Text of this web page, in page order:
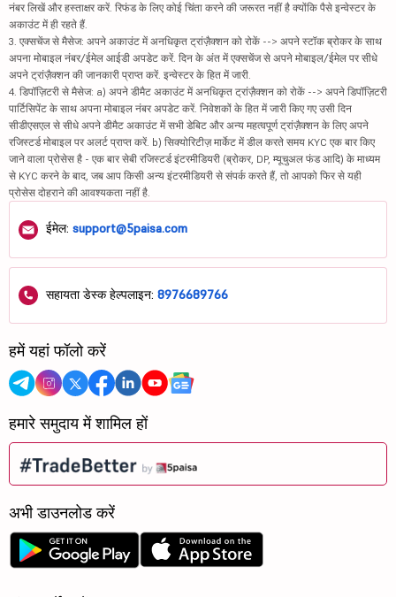
नंबर लिखें और हस्ताक्षर करें. रिफंड के लिए कोई चिंता करने की जरूरत नहीं है क्योंकि पैसे इन्वेस्टर के
अकाउंट में ही रहते हैं.
3. एक्सचेंज से मैसेज: अपने अकाउंट में अनधिकृत ट्रांज़ैक्शन को रोकें --> अपने स्टॉक ब्रोकर के साथ
अपना मोबाइल नंबर/ईमेल आईडी अपडेट करें. दिन के अंत में एक्सचेंज से अपने मोबाइल/ईमेल पर सीधे
अपने ट्रांज़ैक्शन की जानकारी प्राप्त करें. इन्वेस्टर के हित में जारी.
4. डिपॉज़िटरी से मैसेज: a) अपने डीमैट अकाउंट में अनधिकृत ट्रांज़ैक्शन को रोकें --> अपने डिपॉज़िटरी
पार्टिसिपेंट के साथ अपना मोबाइल नंबर अपडेट करें. निवेशकों के हित में जारी किए गए उसी दिन
सीडीएसएल से सीधे अपने डीमैट अकाउंट में सभी डेबिट और अन्य महत्वपूर्ण ट्रांज़ैक्शन के लिए अपने
रजिस्टर्ड मोबाइल पर अलर्ट प्राप्त करें. b) सिक्योरिटीज़ मार्केट में डील करते समय KYC एक बार किए
जाने वाला प्रोसेस है - एक बार सेबी रजिस्टर्ड इंटरमीडियरी (ब्रोकर, DP, म्यूचुअल फंड आदि) के माध्यम
से KYC करने के बाद, जब आप किसी अन्य इंटरमीडियरी से संपर्क करते हैं, तो आपको फिर से यही
प्रोसेस दोहराने की आवश्यकता नहीं है.
ईमेल: support@5paisa.com
सहायता डेस्क हेल्पलाइन: 8976689766
हमें यहां फॉलो करें
हमारे समुदाय में शामिल हों
अभी डाउनलोड करें